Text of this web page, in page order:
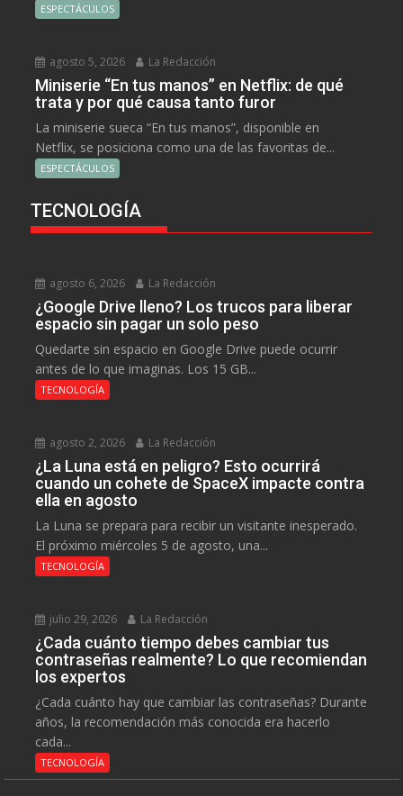
ESPECTÁCULOS
agosto 5, 2026 La Redacción
Miniserie “En tus manos” en Netflix: de qué
trata y por qué causa tanto furor
La miniserie sueca “En tus manos”, disponible en
Netflix, se posiciona como una de las favoritas de...
ESPECTÁCULOS
TECNOLOGÍA
agosto 6, 2026 La Redacción
¿Google Drive lleno? Los trucos para liberar
espacio sin pagar un solo peso
Quedarte sin espacio en Google Drive puede ocurrir
antes de lo que imaginas. Los 15 GB...
TECNOLOGÍA
agosto 2, 2026 La Redacción
¿La Luna está en peligro? Esto ocurrirá
cuando un cohete de SpaceX impacte contra
ella en agosto
La Luna se prepara para recibir un visitante inesperado.
El próximo miércoles 5 de agosto, una...
TECNOLOGÍA
julio 29, 2026 La Redacción
¿Cada cuánto tiempo debes cambiar tus
contraseñas realmente? Lo que recomiendan
los expertos
¿Cada cuánto hay que cambiar las contraseñas? Durante
años, la recomendación más conocida era hacerlo
cada...
TECNOLOGÍA